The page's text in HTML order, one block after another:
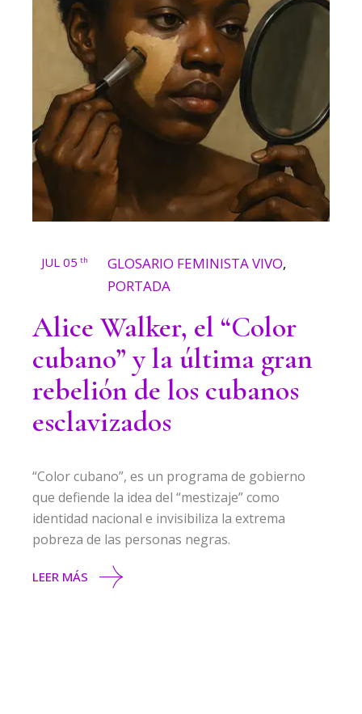
JUL 05 th GLOSARIO FEMINISTA VIVO,
PORTADA
Alice Walker, el “Color
cubano” y la última gran
rebelión de los cubanos
esclavizados
“Color cubano”, es un programa de gobierno
que defiende la idea del “mestizaje” como
identidad nacional e invisibiliza la extrema
pobreza de las personas negras.
LEER MÁS